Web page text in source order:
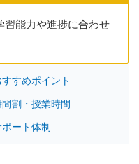
習能力や進捗に合わせ
すめポイント
間割・授業時間
ポート体制